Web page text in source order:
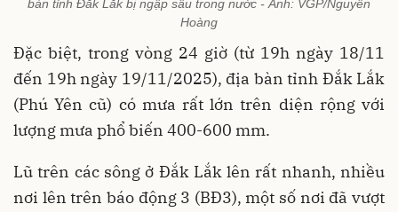
bàn tỉnh Đắk Lắk bị ngập sâu trong nước - Ảnh: VGP/Nguyễn
Hoàng
Đặc biệt, trong vòng 24 giờ (từ 19h ngày 18/11
đến 19h ngày 19/11/2025), địa bàn tỉnh Đắk Lắk
(Phú Yên cũ) có mưa rất lớn trên diện rộng với
lượng mưa phổ biến 400-600 mm.
Lũ trên các sông ở Đắk Lắk lên rất nhanh, nhiều
nơi lên trên báo động 3 (BĐ3), một số nơi đã vượt